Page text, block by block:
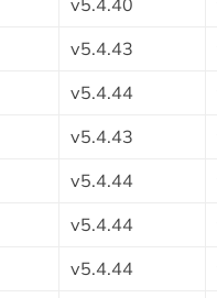
v5.4.43
v5.4.44
v5.4.43
v5.4.44
v5.4.44
v5.4.44